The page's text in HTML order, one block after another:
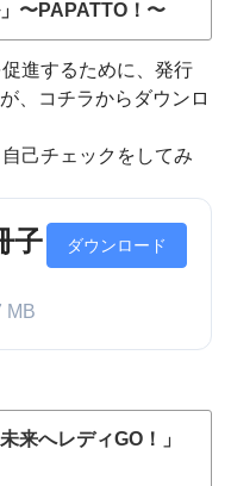
〜PAPATTO！〜
進するために、発行
、コチラからダウンロ
己チェックをしてみ
子
MB
ダウンロード
来へレディGO！」